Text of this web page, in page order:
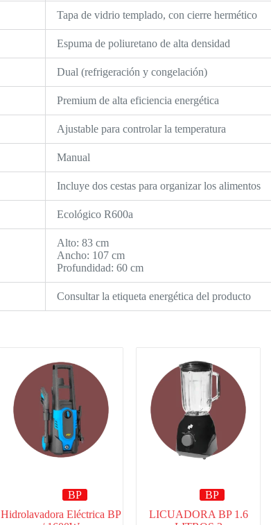
Tapa de vidrio templado, con cierre hermético
Espuma de poliuretano de alta densidad
Dual (refrigeración y congelación)
Premium de alta eficiencia energética
Ajustable para controlar la temperatura
Manual
Incluye dos cestas para organizar los alimentos
Ecológico R600a
Alto: 83 cm
Ancho: 107 cm
Profundidad: 60 cm
Consultar la etiqueta energética del producto
BP
Hidrolavadora Eléctrica BP
BP
LICUADORA BP 1.6